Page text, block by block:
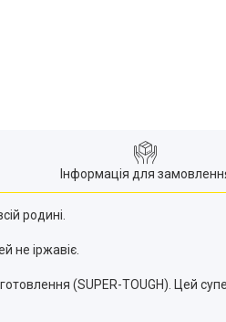
Інформація для
родині.
не іржавіє.
(SUPER-TOUGH). Цей